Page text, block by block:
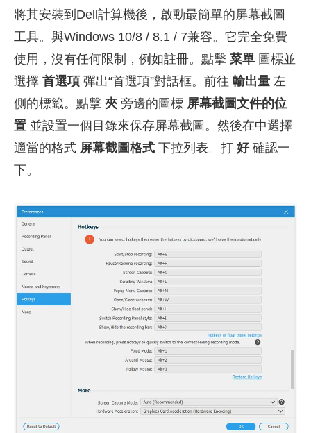
將其安裝到Dell計算機後，啟動最簡單的屏幕截圖
工具。與Windows 10/8 / 8.1 / 7兼容。它完全免費
使用，沒有任何限制，例如註冊。點擊 菜單 圖標並
選擇 首選項 彈出“首選項”對話框。前往 輸出量 左
側的標籤。點擊 夾 旁邊的圖標 屏幕截圖文件的位
置 並設置一個目錄來保存屏幕截圖。然後在中選擇
適當的格式 屏幕截圖格式 下拉列表。打 好確認一
下。